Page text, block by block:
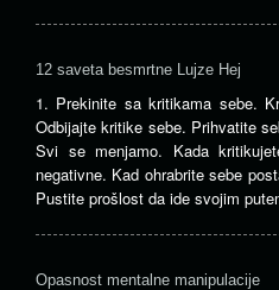
12 saveta besmrtne Lujze Hej
1. Prekinite sa kritikama sebe.
Odbijajte kritike sebe. Prihvatite
Svi se menjamo. Kada
negativne. Kad ohrabrite sebe
Pustite prošlost da ide svojim
Opasnost mentalne manipulacije